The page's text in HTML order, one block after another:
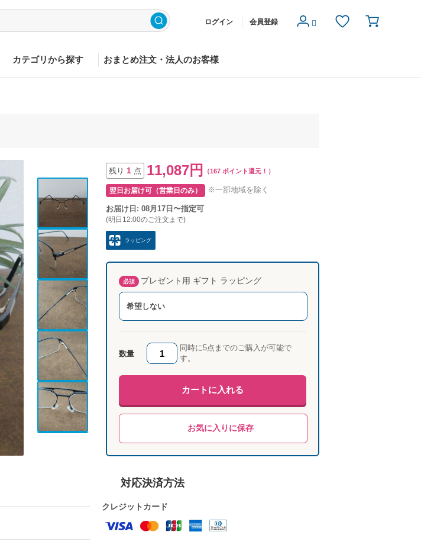
ログイン 会員登録
カテゴリから探す おまとめ注文・法人のお客様
残り 1 点 11,087円 （167 ポイント還元！）
翌日お届け可（営業日のみ） ※一部地域を除く
お届け日: 08月17日〜指定可
(明日12:00のご注文まで)
ラッピング
必須 プレゼント用 ギフト ラッピング
希望しない
数量
同時に5点までのご購入が可能で
す。
カートに入れる
お気に入りに保存
対応決済方法
クレジットカード